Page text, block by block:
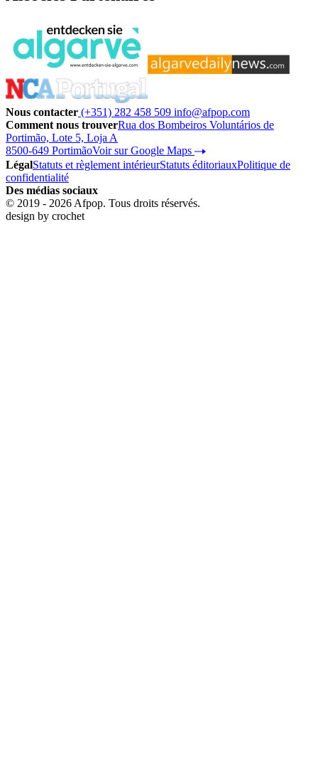
Nous contacter (+351) 282 458 509 info@afpop.com
Comment nous trouverRua dos Bombeiros Voluntários de
Portimão, Lote 5, Loja A
8500-649 PortimãoVoir sur Google Maps
LégalStatuts et règlement intérieurStatuts éditoriauxPolitique de
confidentialité
Des médias sociaux
© 2019 - 2026 Afpop. Tous droits réservés.
design by crochet